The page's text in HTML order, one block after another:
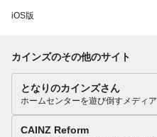
iOS版
カインズのその他のサイト
となりのカインズさん
ホームセンターを遊び倒すメディア
CAINZ Reform